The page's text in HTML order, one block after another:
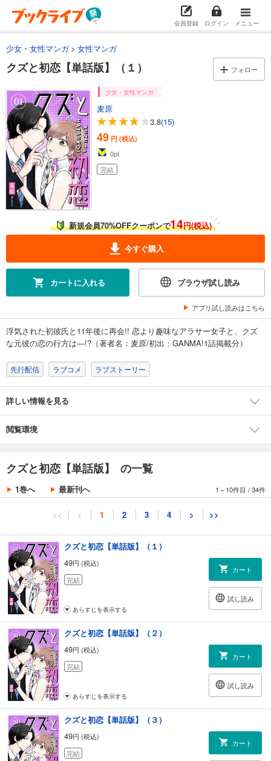
会員登録 ログイン メニュー
少女・女性マンガ 女性マンガ
クズと初恋【単話版】（１） フォロー
少女・女性マンガ
麦原
3.8(15)
49 円 (税込)
0pt
完結
新規会員70%OFFクーポンで14円(税込)
今すぐ購入
カートに入れる ブラウザ試し読み
アプリ試し読みはこちら
浮気された初彼氏と11年後に再会!! 恋より趣味なアラサー女子と、クズ
な元彼の恋の行方は―!?（著者名：麦原/初出：GANMA!1話掲載分）
先行配信 ラブコメ ラブストーリー
詳しい情報を見る
閲覧環境
クズと初恋【単話版】 の一覧
1巻へ 最新刊へ 1～10件目 /34件
<< < 1 2 3 4 > >>
クズと初恋【単話版】（１）
49円 (税込)
完結
カート
試し読み
あらすじを表示する
クズと初恋【単話版】（２）
49円 (税込)
完結
カート
試し読み
あらすじを表示する
クズと初恋【単話版】（３）
49円 (税込)
完結
カート